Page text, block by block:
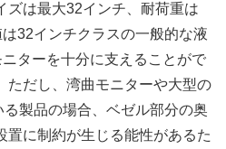
ズは最大32インチ、耐荷重は
32インチクラスの一般的な液
ターを十分に支えることがで
ただし、湾曲モニターや大型の
製品の場合、ベゼル部分の奥
置に制約が生じる能性があるた